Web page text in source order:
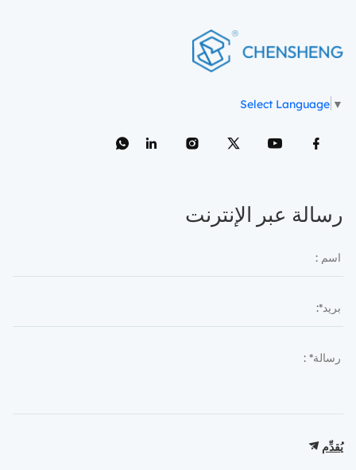
Select Language ▼
رسالة عبر الإنترنت
يُقدِّم